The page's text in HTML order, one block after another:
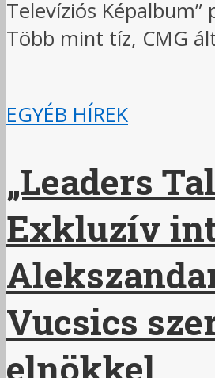
Televíziós Képalbum”
Több mint tíz, CMG
EGYÉB HÍREK
„Leaders
Exkluzív
Vucsics
elnökkel